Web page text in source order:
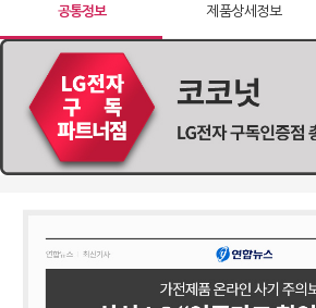
정수기 WD722RH
51,900
정수기 WD722RK
63,900
55,900원 [방문] [5년약정]
정수기 WD722RK
공통정보 제품상세정보